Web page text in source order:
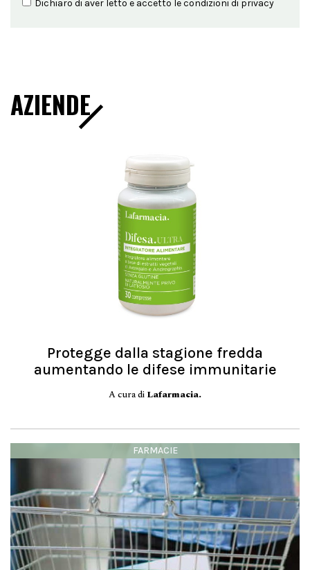
Dichiaro di aver letto e accetto le condizioni di privacy
AZIENDE
Protegge dalla stagione fredda
aumentando le difese immunitarie
A cura di Lafarmacia.
FARMACIE